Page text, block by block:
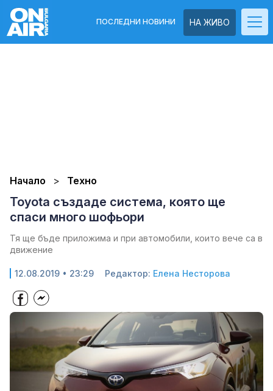
НА ЖИВО
ПОСЛЕДНИ НОВИНИ
Начало Техно
Toyota създаде система, която ще
спаси много шофьори
Тя ще бъде приложима и при автомобили, които вече са в
движение
12.08.2019 • 23:29 Редактор: Елена Несторова